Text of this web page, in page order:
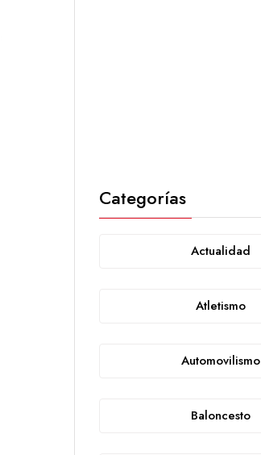
Categorías
Actualidad
Atletismo
Automovilismo
Baloncesto